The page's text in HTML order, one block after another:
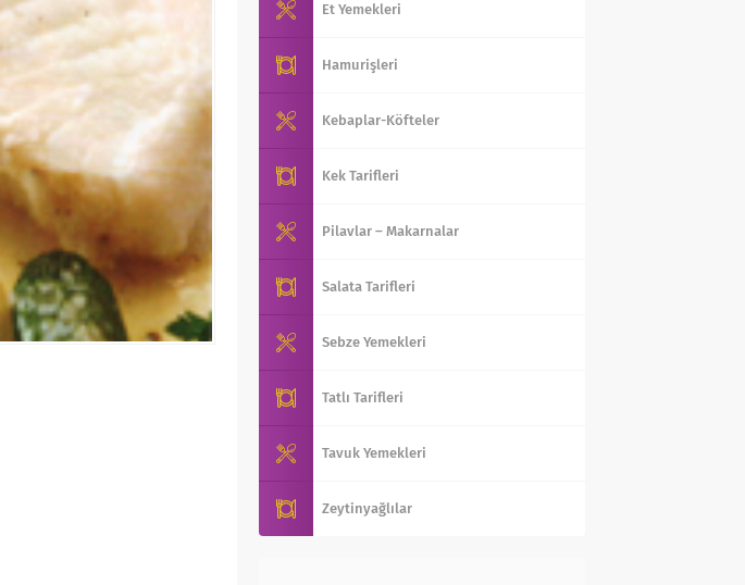
Et Yemekleri
Hamurişleri
Kebaplar-Köfteler
Kek Tarifleri
Pilavlar – Makarnalar
Salata Tarifleri
Sebze Yemekleri
Tatlı Tarifleri
Tavuk Yemekleri
Zeytinyağlılar